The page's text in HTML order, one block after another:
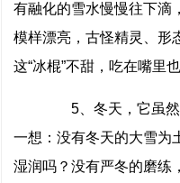
有融化的雪水慢慢往下滴
模样漂亮，古怪精灵、形
这“冰棍”不甜，吃在嘴里
5、冬天，它虽然
一想：没有冬天的大雪为
湿润吗？没有严冬的磨练